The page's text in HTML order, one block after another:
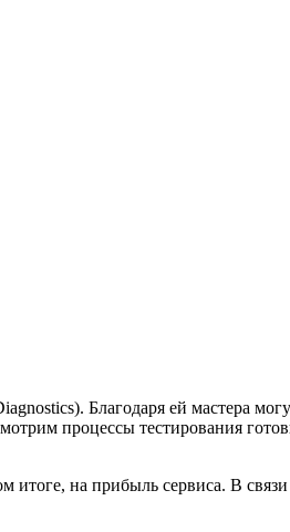
Благодаря ей мастера
процессы тестирования
итоге, на прибыль сервиса. В